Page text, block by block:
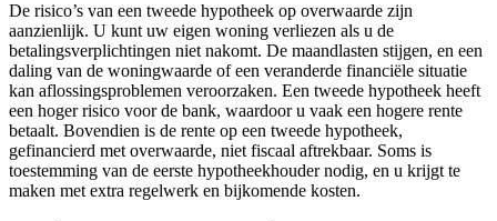
De risico’s van een tweede hypotheek op overwaarde zijn
aanzienlijk. U kunt uw eigen woning verliezen als u de
betalingsverplichtingen niet nakomt. De maandlasten stijgen, en een
daling van de woningwaarde of een veranderde financiële situatie
kan aflossingsproblemen veroorzaken. Een tweede hypotheek heeft
een hoger risico voor de bank, waardoor u vaak een hogere rente
betaalt. Bovendien is de rente op een tweede hypotheek,
gefinancierd met overwaarde, niet fiscaal aftrekbaar. Soms is
toestemming van de eerste hypotheekhouder nodig, en u krijgt te
maken met extra regelwerk en bijkomende kosten.